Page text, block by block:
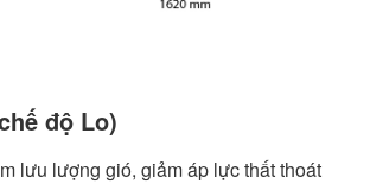
độ Lo)
lưu lượng gió, giảm áp lực thất thoát